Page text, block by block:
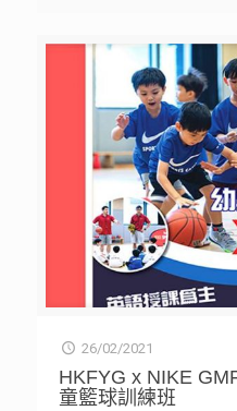
26/02/2021
HKFYG x NIKE
童籃球訓練班